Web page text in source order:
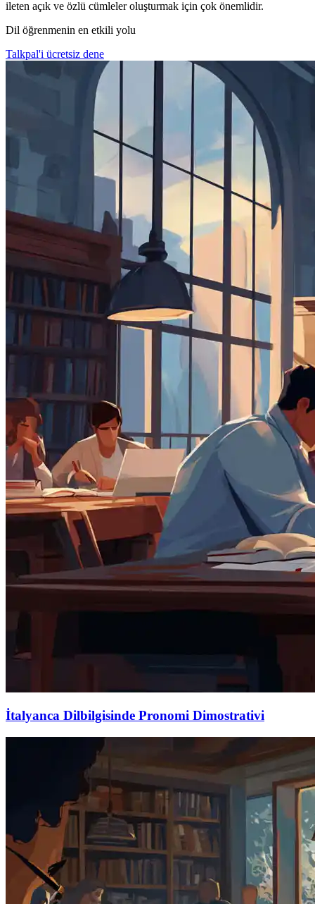
ileten açık ve özlü cümleler oluşturmak için çok önemlidir.
Dil öğrenmenin en etkili yolu
Talkpal'i ücretsiz dene
İtalyanca Dilbilgisinde Pronomi Dimostrativi